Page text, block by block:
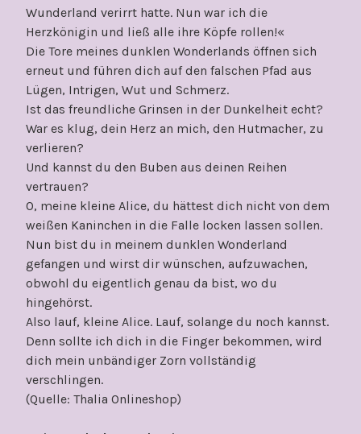
Wunderland verirrt hatte. Nun war ich die
Herzkönigin und ließ alle ihre Köpfe rollen!«
Die Tore meines dunklen Wonderlands öffnen sich
erneut und führen dich auf den falschen Pfad aus
Lügen, Intrigen, Wut und Schmerz.
Ist das freundliche Grinsen in der Dunkelheit echt?
War es klug, dein Herz an mich, den Hutmacher, zu
verlieren?
Und kannst du den Buben aus deinen Reihen
vertrauen?
O, meine kleine Alice, du hättest dich nicht von dem
weißen Kaninchen in die Falle locken lassen sollen.
Nun bist du in meinem dunklen Wonderland
gefangen und wirst dir wünschen, aufzuwachen,
obwohl du eigentlich genau da bist, wo du
hingehörst.
Also lauf, kleine Alice. Lauf, solange du noch kannst.
Denn sollte ich dich in die Finger bekommen, wird
dich mein unbändiger Zorn vollständig
verschlingen.
(Quelle: Thalia Onlineshop)